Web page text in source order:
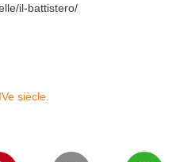
il-battistero/
siècle.